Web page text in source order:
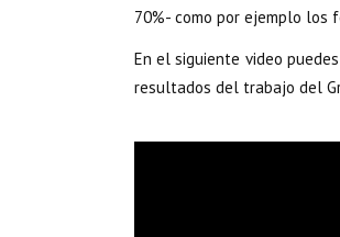
70%- como por ejemplo los
En el siguiente video
resultados del trabajo del